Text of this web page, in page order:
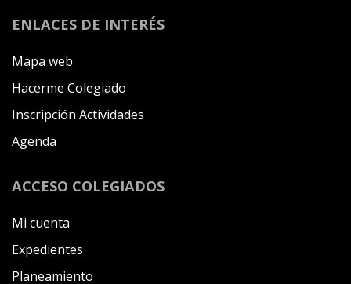
ENLACES DE INTERÉS
Mapa web
Hacerme Colegiado
Inscripción Actividades
Agenda
ACCESO COLEGIADOS
Mi cuenta
Expedientes
Planeamiento